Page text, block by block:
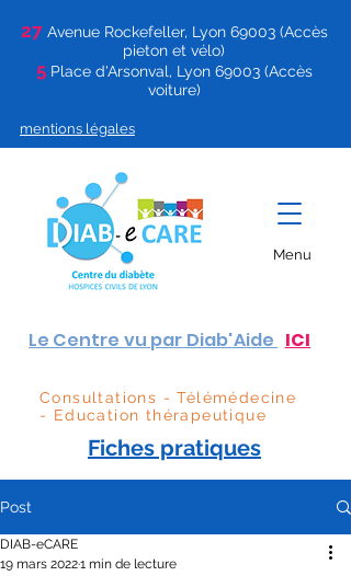
Consultations - Télémédecine
- Education thérapeutique
27Avenue Rockefeller, Lyon 69003 (Accès
pieton et vélo)
5Place d'Arsonval, Lyon 69003 (Accès
voiture)
mentions légales
Menu
Fiches pratiques
Le Centre vu par Diab'Aide ICI
Post
DIAB-eCARE
19 mars 20221 min de lecture